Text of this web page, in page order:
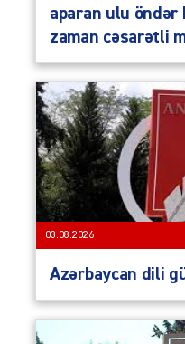
aparan ulu öndər
zaman cəsarətli
03.08.2026
Azərbaycan dili